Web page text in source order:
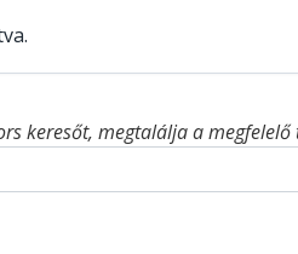
keresőt, megtalálja a